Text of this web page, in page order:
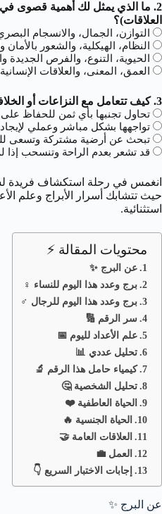
2. ما الذي يمثل لك أهمية قصوى
العلاقات)؟
التوازن، الجمال، والانسجام
النظام، الهيكلية، والشعور بالأمان
الحيوية، التنوع، والفرص الجديدة
العمق، المعنى، والعلاقات
3. كيف تتعامل مع النزاعات أو الخلافات؟
تحاول تجنبها بأي ثمن للحفاظ على
تواجهها بشكل مباشر وعملي
تبحث عن أرضية مشتركة وتسعى
قد تشعر بعدم الراحة وتنسحب إذا
انغمس في رحلة استكشاف فريدة
حيث تتشابك أسرار الأبراج وعلم
استثنائية.
محتويات المقالة ⚡
عن البرج ✨
برج وعدد هذا اليوم للنساء ♀️
برج وعدد هذا اليوم للرجال ♂️
سر الرقم 🔢
علم الأعداد لليوم 📅
تحليل عددي 📊
كيمياء حامل هذا الرقم 🔬
تحليل الشخصية 🤔
الحياة العاطفية ❤️
الحياة الجنسية 🔥
العلاقات العامة 🤝
العمل 💼
إجابات الاختبار السريع 👇
عن البرج ✨